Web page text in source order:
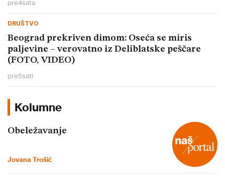
pre4sata
DRUŠTVO
Beograd prekriven dimom: Oseća se miris
paljevine – verovatno iz Deliblatske peščare
(FOTO, VIDEO)
pre5sati
Kolumne
Obeležavanje
Jovana Trošić